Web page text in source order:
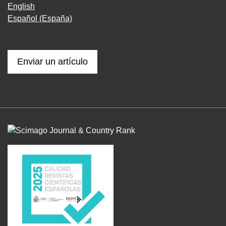
English
Español (España)
Enviar un artículo